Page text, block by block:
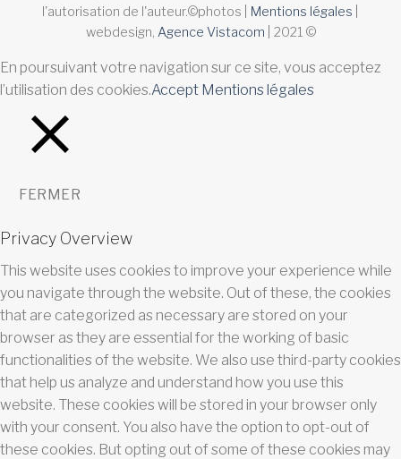
l'autorisation de l'auteur.©photos | Mentions légales
webdesign, Agence Vistacom | 2021 ©
En poursuivant votre navigation sur ce site, vous acceptez
l’utilisation des cookies.Accept Mentions légales
FERMER
Privacy Overview
This website uses cookies to improve your experience while
you navigate through the website. Out of these, the cookies
that are categorized as necessary are stored on your
browser as they are essential for the working of basic
functionalities of the website. We also use third-party cookies
that help us analyze and understand how you use this
website. These cookies will be stored in your browser only
with your consent. You also have the option to opt-out of
these cookies. But opting out of some of these cookies may